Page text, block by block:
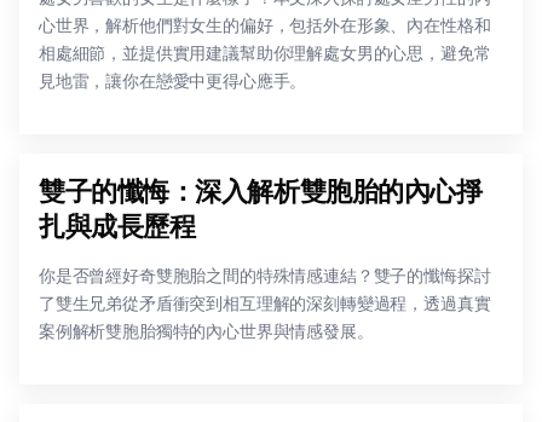
心世界，解析他們對女生的偏好，包括外在形象、內在性格和
相處細節，並提供實用建議幫助你理解處女男的心思，避免常
見地雷，讓你在戀愛中更得心應手。
雙子的懺悔：深入解析雙胞胎的內心掙
扎與成長歷程
你是否曾經好奇雙胞胎之間的特殊情感連結？雙子的懺悔探討
了雙生兄弟從矛盾衝突到相互理解的深刻轉變過程，透過真實
案例解析雙胞胎獨特的內心世界與情感發展。